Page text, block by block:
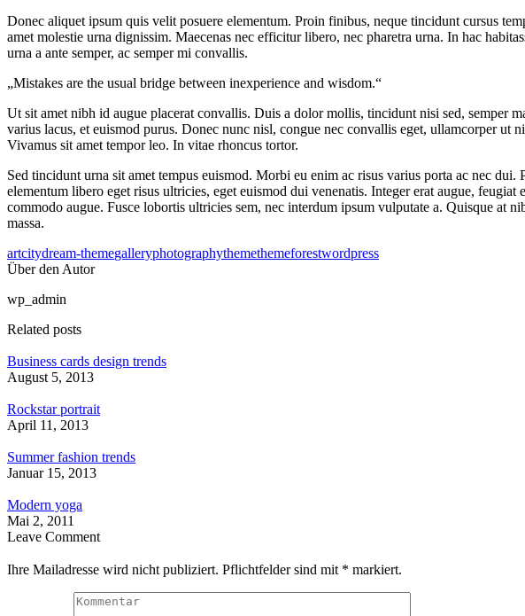
Donec aliquet ipsum quis velit posuere elementum. Proin finibus, neque tincidunt cursus
amet molestie urna dignissim. Maecenas nec efficitur libero, nec pharetra urna. In hac
urna a ante semper, ac semper mi convallis.
Mistakes are the usual bridge between inexperience and wisdom.
Ut sit amet nibh id augue placerat convallis. Duis a dolor mollis, tincidunt nisi sed, semper
varius lacus, et euismod purus. Donec nunc nisl, congue nec convallis eget, ullamcorper
Vivamus sit amet tempor leo. In vitae rhoncus tortor.
Sed tincidunt urna sit amet tempus euismod. Morbi eu enim ac risus varius porta ac nec
elementum libero eget risus ultricies, eget euismod dui venenatis. Integer erat augue,
commodo augue. Fusce lobortis ultricies sem, nec interdum ipsum vulputate a. Quisque at
massa.
artcitydream-themegalleryphotographythemethemeforestwordpress
Über den Autor
wp_admin
Related posts
Business cards design trends
August 5, 2013
Rockstar portrait
April 11, 2013
Summer fashion trends
Januar 15, 2013
Modern yoga
Mai 2, 2011
Leave Comment
Ihre Mailadresse wird nicht publiziert. Pflichtfelder sind mit * markiert.